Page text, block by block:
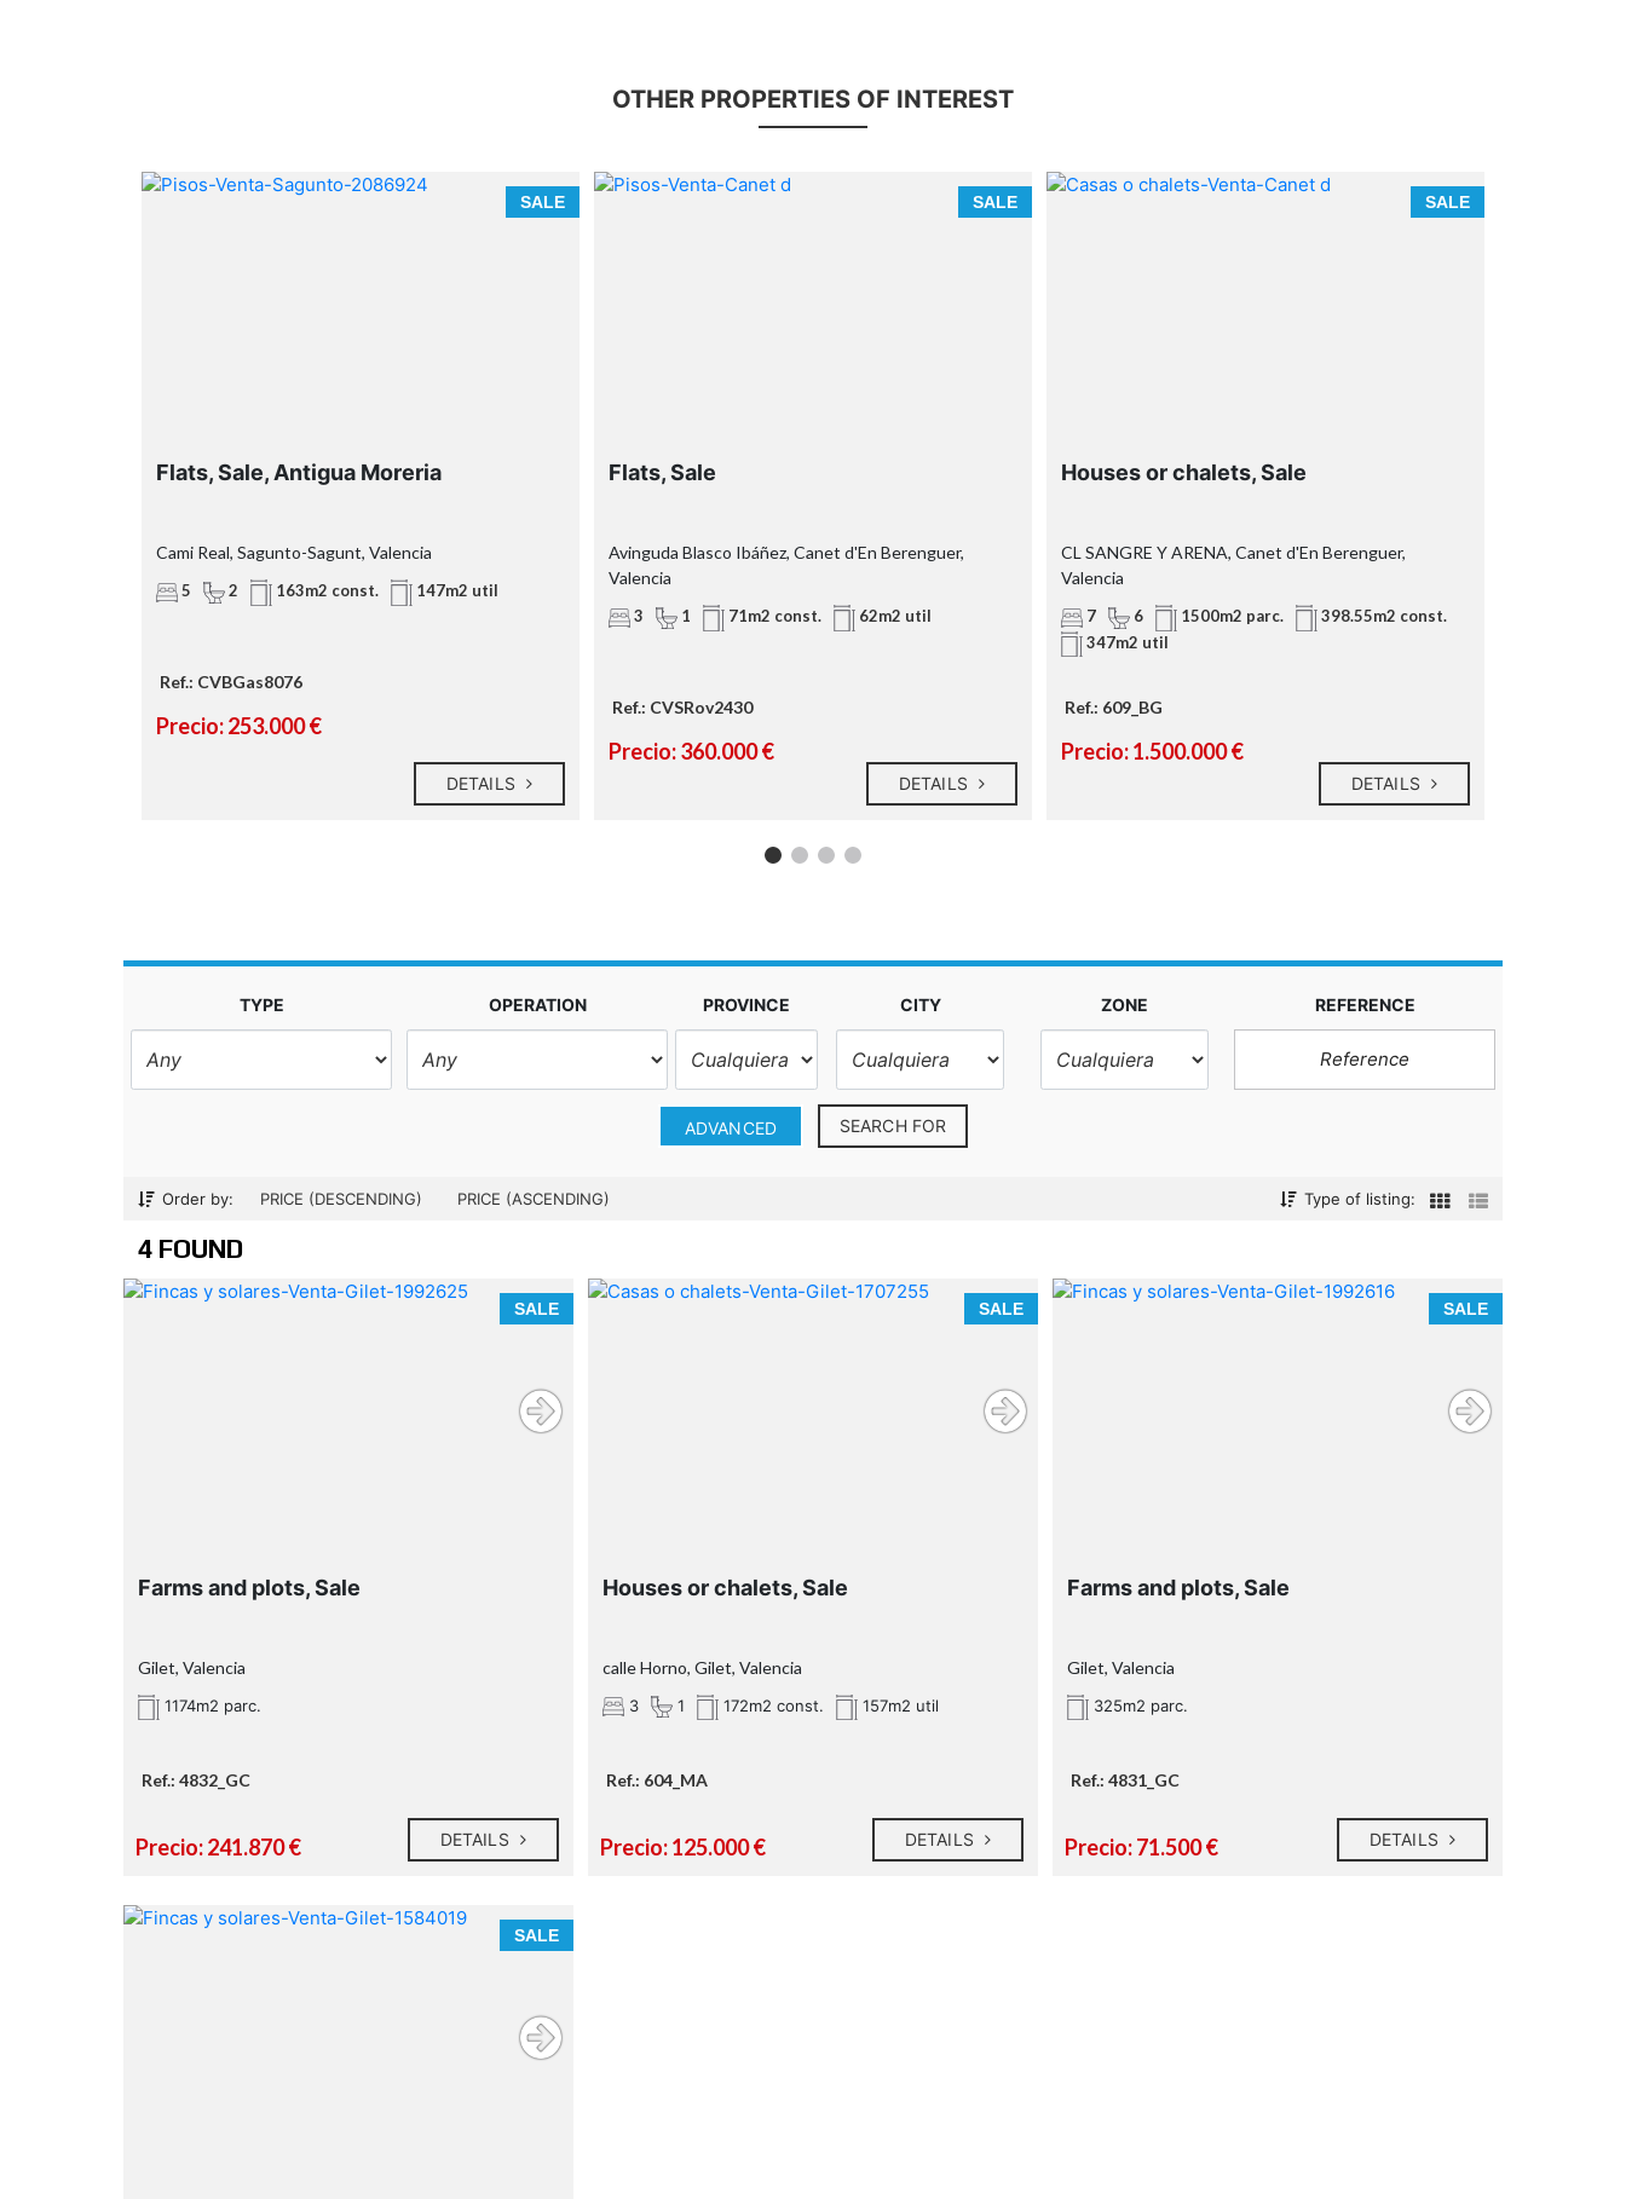
OTHER PROPERTIES OF INTEREST
SALE
Flats, Sale, Antigua Moreria
Cami Real, Sagunto-Sagunt, Valencia
5 2 163m2 const. 147m2 util
Ref.: CVBGas8076
Precio: 253.000 €
DETAILS
SALE
Flats, Sale
Avinguda Blasco Ibáñez, Canet d'En Berenguer,
Valencia
3 1 71m2 const. 62m2 util
Ref.: CVSRov2430
Precio: 360.000 €
DETAILS
SALE
Houses or chalets, Sale
CL SANGRE Y ARENA, Canet d'En Berenguer,
Valencia
7 6 1500m2 parc.
398.55m2 const.
347m2 util
Ref.: 609_BG
Precio: 1.500.000 €
DETAILS
TYPE OPERATION PROVINCE CITY ZONE REFERENCE
ADVANCED SEARCH FOR
Order by: PRICE (DESCENDING) PRICE (ASCENDING) Type of listing:
4 FOUND
SALE
Farms and plots, Sale
Gilet, Valencia
1174m2 parc.
Ref.: 4832_GC
Precio: 241.870 € DETAILS
SALE
Houses or chalets, Sale
calle Horno, Gilet, Valencia
3 1 172m2 const. 157m2 util
Ref.: 604_MA
Precio: 125.000 € DETAILS
SALE
Farms and plots, Sale
Gilet, Valencia
325m2 parc.
Ref.: 4831_GC
Precio: 71.500 € DETAILS
SALE